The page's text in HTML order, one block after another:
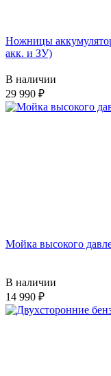
Ножницы
акк. и ЗУ)
В наличии
29 990
Мойка высокого
В наличии
14 990